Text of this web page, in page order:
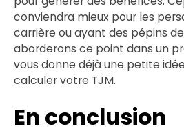
conviendra mieux pour les
carrière ou ayant des pépins
aborderons ce point dans un
vous donne déjà une petite
calculer votre TJM.
En conclusion